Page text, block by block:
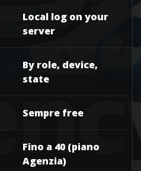
Local log on your
server
By role, device,
state
Sempre free
Fino a 40 (piano
Agenzia)